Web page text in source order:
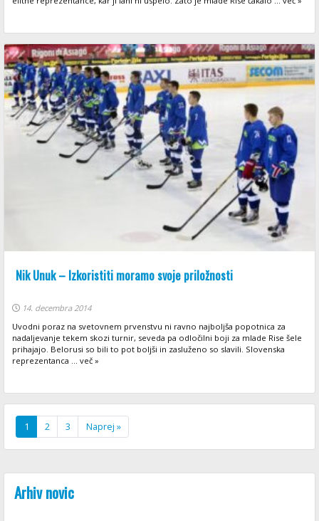
Nik Unuk – Izkoristiti moramo svoje priložnosti
14. decembra 2014
Uvodni poraz na svetovnem prvenstvu ni ravno najboljša popotnica za
nadaljevanje tekem skozi turnir, seveda pa odločilni boji za mlade Rise šele
prihajajo. Belorusi so bili to pot boljši in zasluženo so slavili. Slovenska
reprezentanca ... več »
1 2 3 Naprej »
Arhiv novic